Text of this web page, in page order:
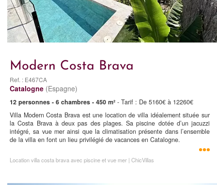
Modern Costa Brava
Ref. : E467CA
Catalogne (Espagne)
12 personnes - 6 chambres - 450 m² - Tarif : De 5160€ à 12260€
Villa Modern Costa Brava est une location de villa idéalement située sur
la Costa Brava à deux pas des plages. Sa piscine dotée d’un jacuzzi
intégré, sa vue mer ainsi que la climatisation présente dans l’ensemble
de la villa en font un lieu privilégié de vacances en Catalogne.
Location villa costa brava avec piscine et vue mer | ChicVillas